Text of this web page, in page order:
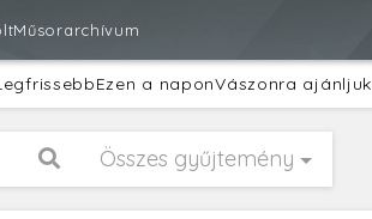
Műsorarchívum
Ezen a naponVászonra ajánljuk
Összes gyűjtemény